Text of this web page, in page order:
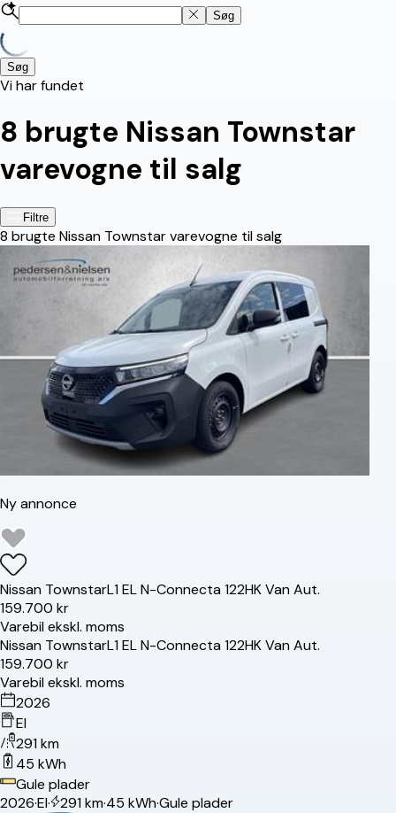
Søg
Søg
Vi har fundet
8 brugte Nissan Townstar
varevogne til salg
Filtre
8 brugte Nissan Townstar varevogne til salg
Ny annonce
Nissan TownstarL1 EL N-Connecta 122HK Van Aut.
159.700 kr
Varebil ekskl. moms
Nissan TownstarL1 EL N-Connecta 122HK Van Aut.
159.700 kr
Varebil ekskl. moms
2026
El
291 km
45 kWh
Gule plader
2026·El· 291 km·45 kWh·Gule plader